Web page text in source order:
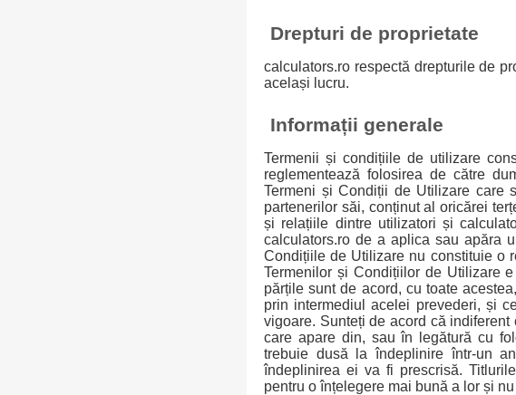
Drepturi de proprietate
calculators.ro respectă drepturile de
același lucru.
Informații generale
Termenii și condițiile de utilizare
reglementează folosirea de către
Termeni și Condiții de Utilizare care
partenerilor săi, conținut al oricărei
și relațiile dintre utilizatori și
calculators.ro de a aplica sau apăra
Condițiile de Utilizare nu constituie o
Termenilor și Condițiilor de Utilizare
părțile sunt de acord, cu toate
prin intermediul acelei prevederi, și
vigoare. Sunteți de acord că
care apare din, sau în legătură cu
trebuie dusă la îndeplinire într-un
îndeplinirea ei va fi prescrisă.
pentru o înțelegere mai bună a lor și